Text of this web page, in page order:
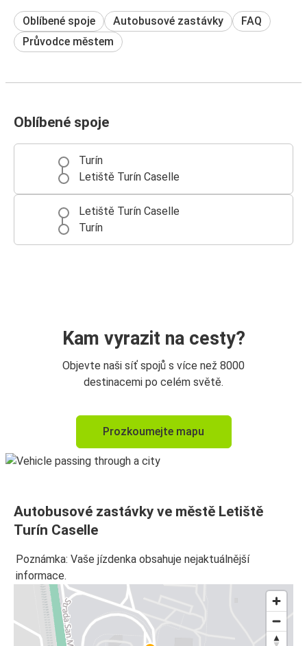
Oblíbené spoje Autobusové zastávky
FAQ
Průvodce městem
Oblíbené spoje
Turín
Letiště Turín Caselle
Letiště Turín Caselle
Turín
Kam vyrazit na cesty?
Objevte naši síť spojů s více než 8000
destinacemi po celém světě.
Prozkoumejte mapu
Autobusové zastávky ve městě Letiště
Turín Caselle
Poznámka: Vaše jízdenka obsahuje nejaktuálnější
informace.